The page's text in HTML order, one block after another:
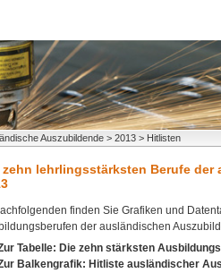
Auszubildende > 2013 > Hitlisten
zehn lehrlingsstärksten Berufe
finden Sie Grafiken und
der ausländischen
Tabelle: Die zehn stärksten
Balkengrafik: Hitliste ausländischer